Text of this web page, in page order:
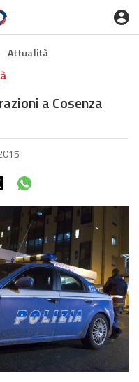
Attualità
a Cosenza